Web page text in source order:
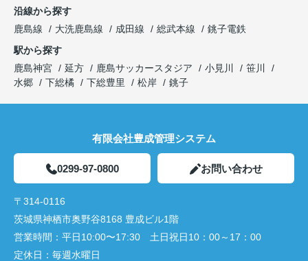
沿線から探す
鹿島線
大洗鹿島線 成田線 総武本線
銚子電鉄
駅から探す
鹿島神宮
延方 鹿島サッカースタジア 小見川
笹川
水郷
下総橘 下総豊里 松岸 銚子
有限会社豊成管理システム
0299-97-0800 お問い合わせ
〒314-0116
茨城県神栖市奥野谷8168 豊成ビル1階
営業時間： 平日10:00〜17:30 土日祝日10：00～17：00
定休日： 毎週水曜日